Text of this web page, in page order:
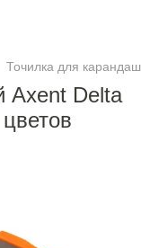
Точилка для
Axent Delta